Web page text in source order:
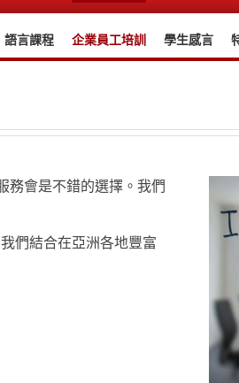
語言課程 企業員工培訓 學生感言
務會是不錯的選擇。我們
們結合在亞洲各地豐富